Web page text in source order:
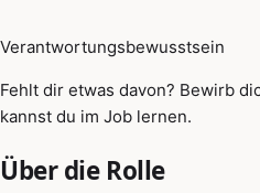
Verantwortungsbewusstsein
Fehlt dir etwas davon? Bewirb
kannst du im Job lernen.
Über die Rolle